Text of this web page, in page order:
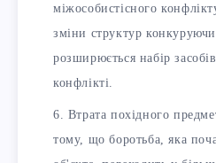
міжособистісного
зміни структур
розширюється набір
конфлікті.
Втрата похідного
тому, що боротьба, яка